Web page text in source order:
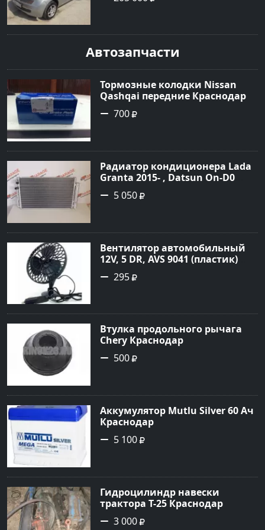
Автозапчасти
Тормозные колодки Nissan
Qashqai передние Краснодар
700
Радиатор кондиционера Lada
Granta 2015- , Datsun On-D0
2016- Краснодар
5 050
Вентилятор автомобильный
12V, 5 DR, AVS 9041 (пластик)
Краснодар
295
Втулка продольного рычага
Chery Краснодар
500
Аккумулятор Mutlu Silver 60 Ач
Краснодар
5 100
Гидроцилиндр навески
трактора Т-25 Краснодар
3 000